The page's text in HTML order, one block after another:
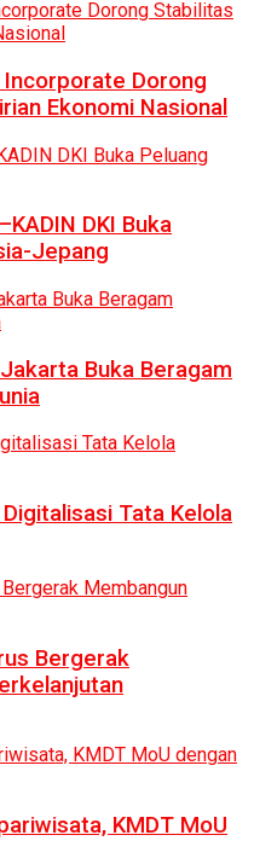
Dorong
Ekonomi Nasional
DKI Buka
Jepang
Buka Beragam
Tata Kelola
Bergerak
KMDT MoU